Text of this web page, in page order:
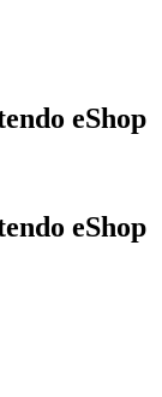
eShop
eShop